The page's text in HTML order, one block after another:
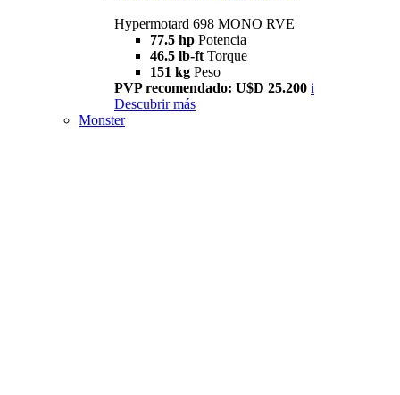
Hypermotard 698 MONO RVE
77.5 hp Potencia
46.5 lb-ft Torque
151 kg Peso
PVP recomendado: U$D 25.200 i
Descubrir más
Monster